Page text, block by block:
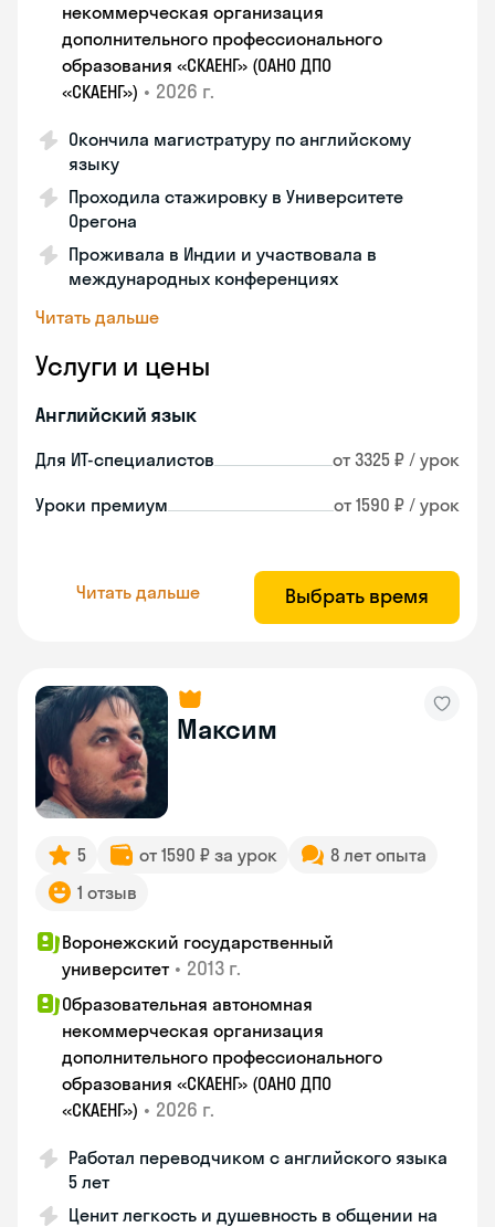
некоммерческая организация
дополнительного профессионального
образования «СКАЕНГ» (ОАНО ДПО
«СКАЕНГ») • 2026 г.
Окончила магистратуру по английскому
языку
Проходила стажировку в Университете
Орегона
Проживала в Индии и участвовала в
международных конференциях
Читать дальше
Услуги и цены
Английский язык
Для ИТ-специалистов от 3325 ₽ / урок
Уроки премиум от 1590 ₽ / урок
Читать дальше Выбрать время
Максим
5 от 1590 ₽ за урок
8 лет опыта
1 отзыв
Воронежский государственный
университет • 2013 г.
Образовательная автономная
некоммерческая организация
дополнительного профессионального
образования «СКАЕНГ» (ОАНО ДПО
«СКАЕНГ») • 2026 г.
Работал переводчиком с английского языка
5 лет
Ценит легкость и душевность в общении на